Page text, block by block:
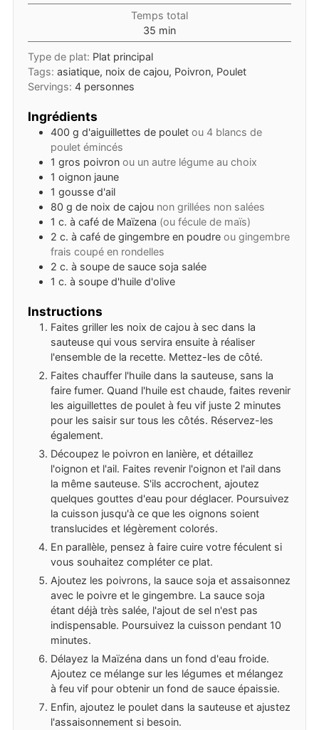
Temps total
35 minutes
min
Type de plat: Plat principal
Tags: asiatique, noix de cajou, Poivron, Poulet
Servings: 4 personnes
Ingrédients
400 g d'aiguillettes de poulet ou 4 blancs de
poulet émincés
1 gros poivron ou un autre légume au choix
1 oignon jaune
1 gousse d'ail
80 g de noix de cajou non grillées non salées
1 c. à café de Maïzena (ou fécule de maïs)
2 c. à café de gingembre en poudre ou gingembre
frais coupé en rondelles
2 c. à soupe de sauce soja salée
1 c. à soupe d'huile d'olive
Instructions
Faites griller les noix de cajou à sec dans la
sauteuse qui vous servira ensuite à réaliser
l'ensemble de la recette. Mettez-les de côté.
Faites chauffer l'huile dans la sauteuse, sans la
faire fumer. Quand l'huile est chaude, faites revenir
les aiguillettes de poulet à feu vif juste 2 minutes
pour les saisir sur tous les côtés. Réservez-les
également.
Découpez le poivron en lanière, et détaillez
l'oignon et l'ail. Faites revenir l'oignon et l'ail dans
la même sauteuse. S'ils accrochent, ajoutez
quelques gouttes d'eau pour déglacer. Poursuivez
la cuisson jusqu'à ce que les oignons soient
translucides et légèrement colorés.
En parallèle, pensez à faire cuire votre féculent si
vous souhaitez compléter ce plat.
Ajoutez les poivrons, la sauce soja et assaisonnez
avec le poivre et le gingembre. La sauce soja
étant déjà très salée, l'ajout de sel n'est pas
indispensable. Poursuivez la cuisson pendant 10
minutes.
Délayez la Maïzéna dans un fond d'eau froide.
Ajoutez ce mélange sur les légumes et mélangez
à feu vif pour obtenir un fond de sauce épaissie.
Enfin, ajoutez le poulet dans la sauteuse et ajustez
l'assaisonnement si besoin.